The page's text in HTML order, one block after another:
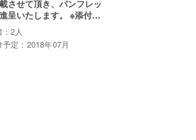
させて頂き、パンフレッ
呈いたします。 ※添付画
全国大会時のものです。
ト内にお名前を記載させ
。
2人
予定：2018年07月